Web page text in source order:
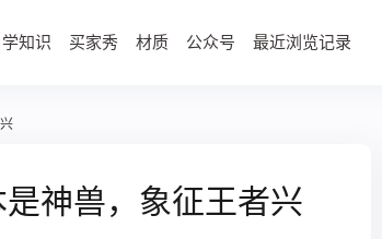
学知识 买家秀 材质 公众号 最近浏览记录
是神兽，象征王者兴